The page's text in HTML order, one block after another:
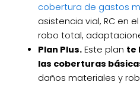
cobertura de gastos
asistencia vial, RC en
robo total,
Plan Plus.Este plan te
las coberturas
daños materiales y